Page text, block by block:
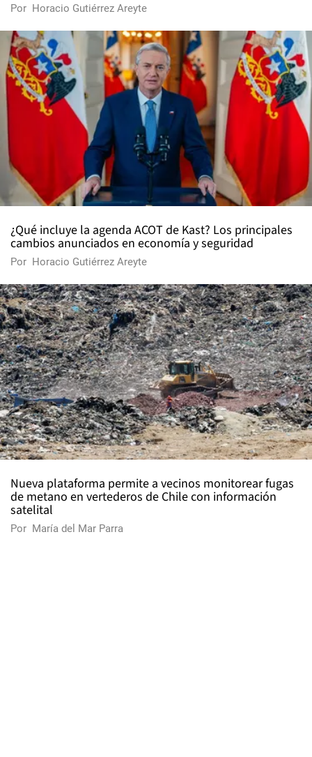
Por Horacio Gutiérrez Areyte
¿Qué incluye la agenda ACOT de Kast? Los principales
cambios anunciados en economía y seguridad
Por Horacio Gutiérrez Areyte
Nueva plataforma permite a vecinos monitorear fugas
de metano en vertederos de Chile con información
satelital
Por María del Mar Parra